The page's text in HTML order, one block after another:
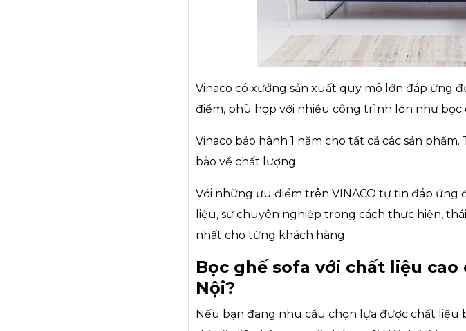
Vinaco có xưởng sản xuất quy mô lớn đáp ứng
điểm, phù hợp với nhiều công trình lớn như bọc
Vinaco bảo hành 1 năm cho tất cả các sản
bảo về chất lượng.
Với những ưu điểm trên VINACO tự tin đáp ứng
liệu, sự chuyên nghiệp trong cách thực hiện,
nhất cho từng khách hàng.
Bọc ghế sofa với chất liệu
Nội?
Nếu bạn đang nhu cầu chọn lựa được chất liệu